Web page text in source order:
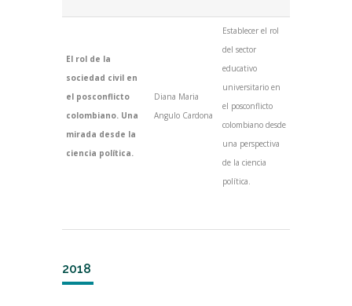
El rol de la
sociedad civil en
el posconflicto
colombiano. Una
mirada desde la
ciencia política.
Diana Maria
Angulo Cardona
Establecer el rol
del sector
educativo
universitario en
el posconflicto
colombiano desde
una perspectiva
de la ciencia
política.
2018